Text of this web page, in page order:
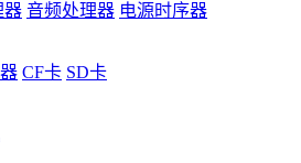
器 音频处理器 电源时序器
CF卡 SD卡